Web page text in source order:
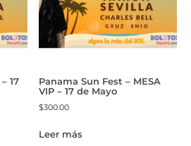
17
Panama Sun Fest – MESA
VIP – 17 de Mayo
$300.00
Leer más